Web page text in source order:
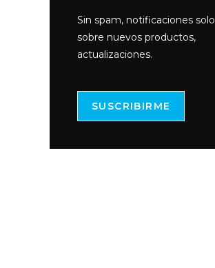
Sin spam, notificaciones solo
sobre nuevos productos,
actualizaciones.
SUSCRIBIRME